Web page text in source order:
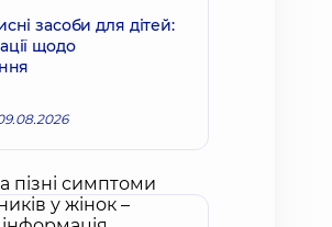
засоби для дітей:
щодо